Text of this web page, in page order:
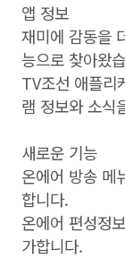
앱 정보
재미에 감동을
능으로 찾아왔
TV조선 애플리
램 정보와 소식
새로운 기능
온에어 방송 메
합니다.
온에어 편성정
가합니다.